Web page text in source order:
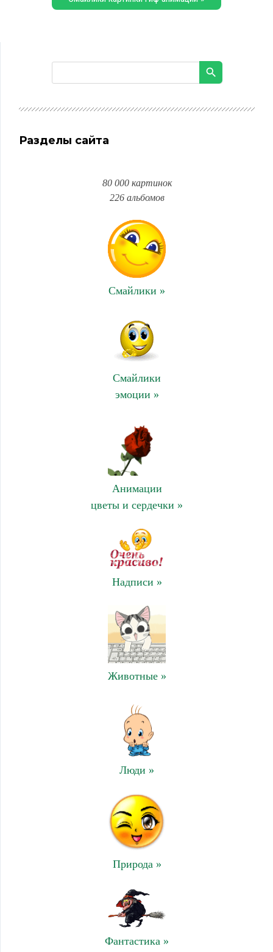
Разделы сайта
80 000 картинок
226 альбомов
Смайлики »
Смайлики
эмоции »
Анимации
цветы и сердечки »
Надписи »
Животные »
Люди »
Природа »
Фантастика »